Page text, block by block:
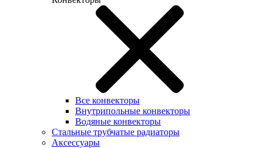
Все конвекторы
Внутрипольные конвекторы
Водяные конвекторы
Стальные трубчатые радиаторы
Аксессуары